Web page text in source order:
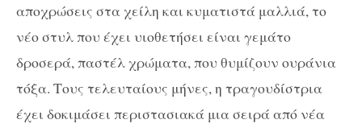
αποχρώσεις στα χείλη και κυματιστά μαλλιά, το
νέο στυλ που έχει υιοθετήσει είναι γεμάτο
δροσερά, παστέλ χρώματα, που θυμίζουν ουράνια
τόξα. Τους τελευταίους μήνες, η τραγουδίστρια
έχει δοκιμάσει περιστασιακά μια σειρά από νέα